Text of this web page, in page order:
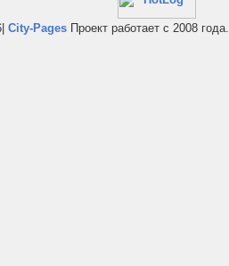
City-Pages Проект работает с 2008 года.